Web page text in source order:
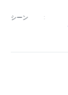
シーン